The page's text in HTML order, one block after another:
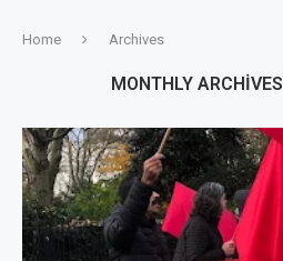
Home Archives
MONTHLY ARCHIVES